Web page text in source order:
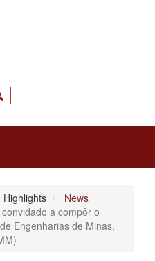
Highlights
News
a compôr o
Engenharias de Minas,